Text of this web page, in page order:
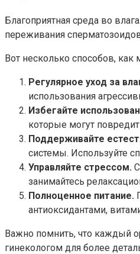
Благоприятная среда во
переживания
Вот несколько способов,
Регулярное уход за
использования
Избегайте
которые могут
Поддерживайте
системы. Используйте
Управляйте стрессом.
занимайтесь
Полноценное питание.
антиоксидантами,
Важно помнить, что каждый
гинекологом для более